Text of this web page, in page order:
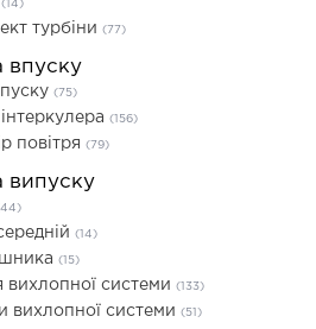
(14)
турбіни (77)
впуску
(75)
(156)
повітря (79)
випуску
(14)
(15)
вихлопної системи (133)
вихлопної системи (51)